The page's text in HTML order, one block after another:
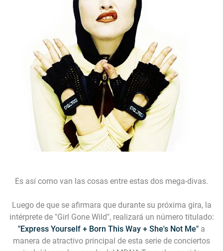
Es así como van las cosas entre estas dos mega-divas.
Luego de que se afirmara que durante su próxima gira, la
intérprete de "Girl Gone Wild", realizará un número titulado:
"Express Yourself + Born This Way + She's Not Me" a
manera de atractivo principal de esta serie de conciertos